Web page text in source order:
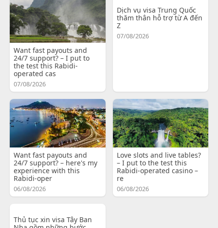
Want fast payouts and
24/7 support? – I put to
the test this Rabidi-
operated cas
07/08/2026
Dịch vụ visa Trung Quốc
thăm thân hỗ trợ từ A đến
Z
07/08/2026
Want fast payouts and
24/7 support? – here's my
experience with this
Rabidi-oper
06/08/2026
Love slots and live tables?
– I put to the test this
Rabidi-operated casino –
re
06/08/2026
Thủ tục xin visa Tây Ban